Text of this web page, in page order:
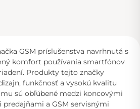
GSM príslušenstva navrhnutá s
komfort používania smartfónov
Produkty tejto značky
funkčnosť a vysokú kvalitu
sú obľúbené medzi koncovými
a GSM servisnými